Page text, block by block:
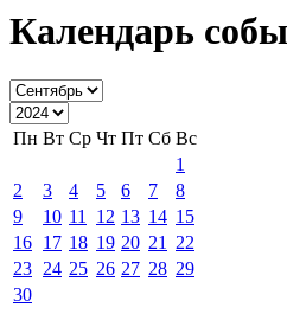
Календарь
Пн Вт Ср Чт Пт Сб Вс
1
2
3 4 5 6 7
8
9
10 11 12 13 14 15
16 17 18 19 20 21
22
23 24 25 26 27 28 29
30